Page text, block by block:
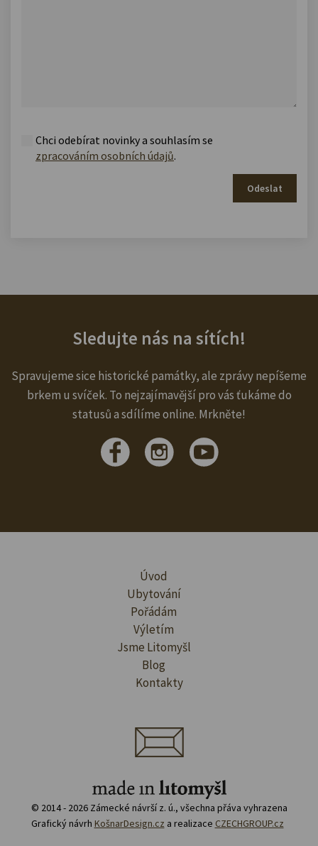
Chci odebírat novinky a souhlasím se
zpracováním osobních údajů.
Odeslat
Sledujte nás na sítích!
Spravujeme sice historické památky, ale zprávy nepíšeme
brkem u svíček. To nejzajímavější pro vás ťukáme do
statusů a sdílíme online. Mrkněte!
Úvod
Ubytování
Pořádám
Výletím
Jsme Litomyšl
Blog
Kontakty
© 2014 - 2026 Zámecké návrší z. ú., všechna přáva vyhrazena
Grafický návrh KošnarDesign.cz a realizace CZECHGROUP.cz